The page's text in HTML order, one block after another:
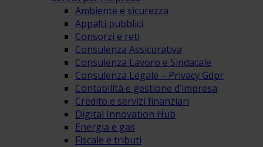
Ambiente e sicurezza
Appalti pubblici
Consorzi e reti
Consulenza Assicurativa
Consulenza Lavoro e Sindacale
Consulenza Legale – Privacy Gdpr
Contabilità e gestione d’impresa
Credito e servizi finanziari
Digital Innovation Hub
Energia e gas
Fiscale e tributi